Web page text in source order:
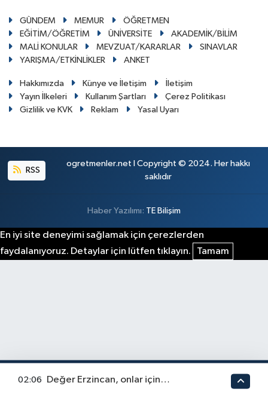
GÜNDEM MEMUR
ÖĞRETMEN
EĞİTİM/ÖĞRETİM
ÜNİVERSİTE
AKADEMİK/BİLİM
MALİ KONULAR
MEVZUAT/KARARLAR
SINAVLAR
YARIŞMA/ETKİNLİKLER
ANKET
Hakkımızda Künye ve İletişim
İletişim
Yayın İlkeleri
Kullanım Şartları
Çerez Politikası
Gizlilik ve KVK
Reklam Yasal Uyarı
RSS
ogretmenler.net I Copyright © 2024. Her hakkı
saklıdır
Haber Yazılımı: TE Bilişim
En iyi site deneyimi sağlamak için çerezlerden
faydalanıyoruz. Detaylar için lütfen tıklayın.
Tamam
02:06 Değer Erzincan, onlar için…